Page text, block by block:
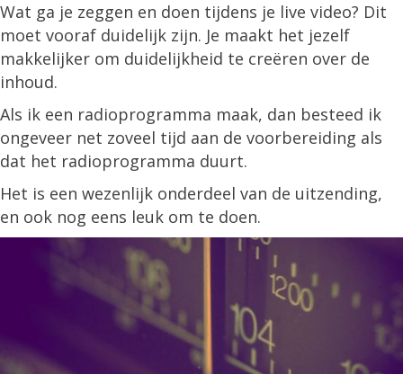
Wat ga je zeggen en doen tijdens je live video? Dit
moet vooraf duidelijk zijn. Je maakt het jezelf
makkelijker om duidelijkheid te creëren over de
inhoud.
Als ik een radioprogramma maak, dan besteed ik
ongeveer net zoveel tijd aan de voorbereiding als
dat het radioprogramma duurt.
Het is een wezenlijk onderdeel van de uitzending,
en ook nog eens leuk om te doen.